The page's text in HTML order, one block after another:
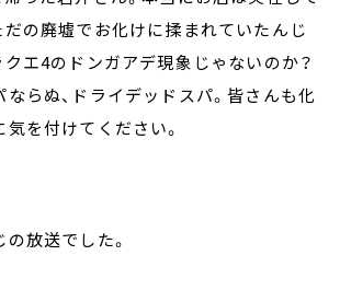
だの廃墟でお化けに揉まれていたんじ
エ4のドンガアデ現象じゃないのか？
ならぬ、ドライデッドスパ。皆さんも化
を付けてください。
放送でした。